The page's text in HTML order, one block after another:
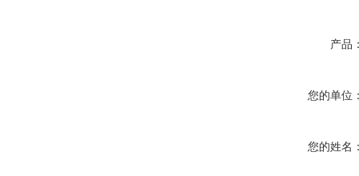
产品
您的单位
您的姓名